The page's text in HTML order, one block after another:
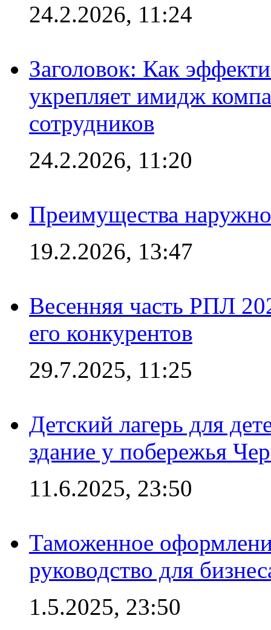
24.2.2026, 11:24
Заголовок: Как
укрепляет имидж
сотрудников
24.2.2026, 11:20
Преимущества
19.2.2026, 13:47
Весенняя часть РПЛ
его конкурентов
29.7.2025, 11:25
Детский лагерь для
здание у побережья
11.6.2025, 23:50
Таможенное
руководство для
1.5.2025, 23:50